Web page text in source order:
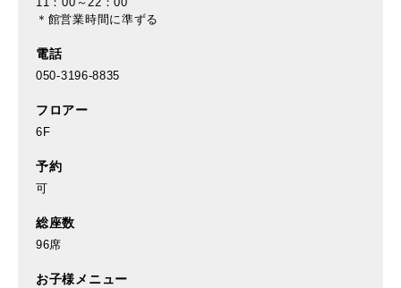
＊館営業時間に準ずる
電話
050-3196-8835
フロアー
6F
予約
可
総座数
96席
お子様メニュー